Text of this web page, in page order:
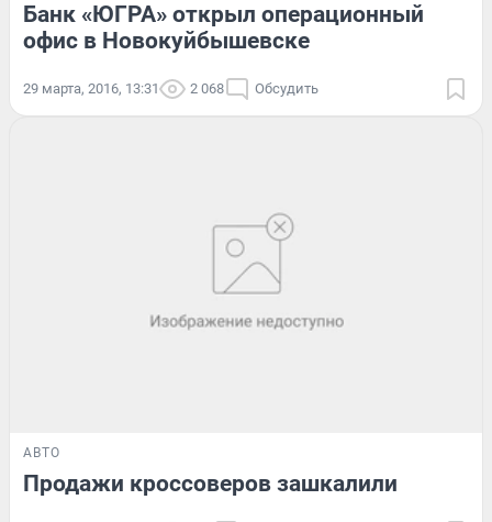
Банк «ЮГРА» открыл операционный
офис в Новокуйбышевске
29 марта, 2016, 13:31 2 068 Обсудить
АВТО
Продажи кроссоверов зашкалили